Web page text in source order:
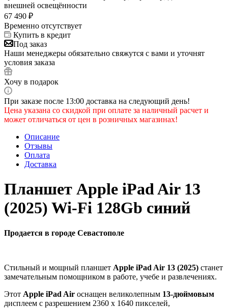
внешней освещённости
67 490 ₽
Временно отсутствует
Купить в кредит
Под заказ
Наши менеджеры обязательно свяжутся с вами и уточнят
условия заказа
Хочу в подарок
При заказе после 13:00 доставка на следующий день!
Цена указана со скидкой при оплате за наличный расчет и
может отличаться от цен в розничных магазинах!
Описание
Отзывы
Оплата
Доставка
Планшет Apple iPad Air 13
(2025) Wi-Fi 128Gb синий
Продается в городе Севастополе
Стильный и мощный планшет Apple iPad Air 13 (2025) станет
замечательным помощником в работе, учебе и развлечениях.
Этот Apple iPad Air оснащен великолепным 13-дюймовым
дисплеем с разрешением 2360 х 1640 пикселей,